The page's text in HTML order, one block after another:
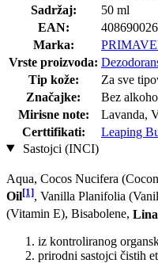
Sadržaj:
50 ml
EAN:
Marka:
Vrste proizvoda:
Tip kože:
Za sve
Značajke:
Bez
Mirisne note:
Lavanda,
Certtifikati:
Leaping
Sastojci (INCI)
Aqua, Cocos Nucifera
Oil[1], Vanilla Planifolia
(Vitamin E), Bisabolene,
iz kontroliranog
prirodni sastojci čistih